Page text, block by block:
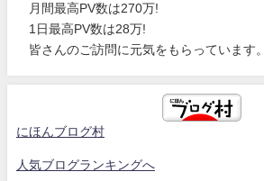
月間最高PV数は270万!
1日最高PV数は28万!
皆さんのご訪問に元気をもらっています。
にほんブログ村
人気ブログランキングへ